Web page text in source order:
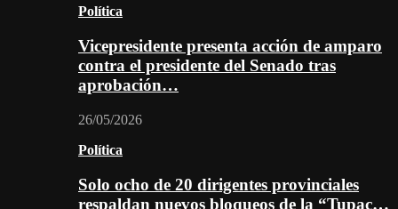
Política
Vicepresidente presenta acción de amparo
contra el presidente del Senado tras
aprobación…
26/05/2026
Política
Solo ocho de 20 dirigentes provinciales
respaldan nuevos bloqueos de la “Tupac…